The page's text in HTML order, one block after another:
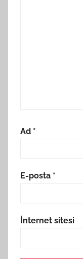
Ad *
E-posta *
İnternet sitesi